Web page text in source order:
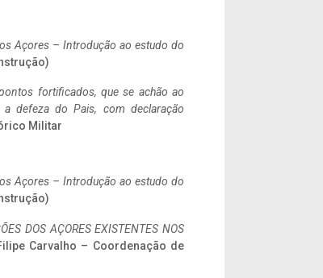
Açores – Introdução ao estudo do
fortificados, que se achão ao
defeza do Pais, com declaração
Militar
Açores – Introdução ao estudo do
DOS AÇORES EXISTENTES NOS
Carvalho – Coordenação de